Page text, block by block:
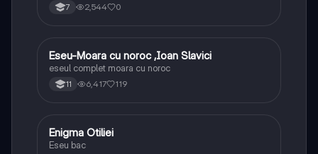
7 2,544 0
Limba și literatura română
Eseu-Moara cu noroc ,Ioan Slavici
eseul complet moara cu noroc
11 6,417 119
Limba și literatura română
Enigma Otiliei
Eseu bac